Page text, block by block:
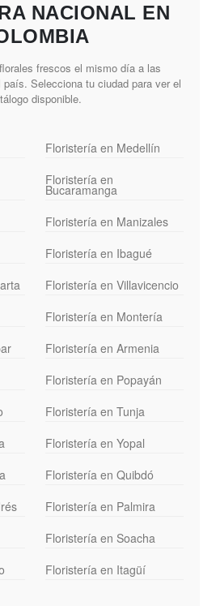
NACIONAL EN
frescos el mismo día a las
Selecciona tu ciudad para ver el
disponible.
Floristería en Medellín
Floristería en
Bucaramanga
Floristería en Manizales
Floristería en Ibagué
Floristería en Villavicencio
Floristería en Montería
Floristería en Armenia
Floristería en Popayán
Floristería en Tunja
Floristería en Yopal
Floristería en Quibdó
Floristería en Palmira
Floristería en Soacha
Floristería en Itagüí